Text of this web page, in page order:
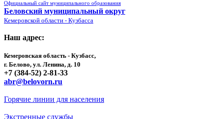
Официальный сайт муниципального образования
Беловский муниципальный округ
Кемеровской области - Кузбасса
Наш адрес:
Кемеровская область - Кузбасс,
г. Белово, ул. Ленина, д. 10
+7 (384-52) 2-81-33
abr@belovorn.ru
Горячие линии для населения
Экстренные службы